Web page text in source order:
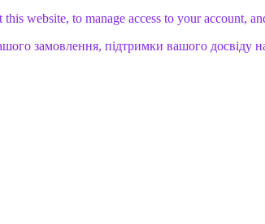
website, to manage access to your account,
замовлення, підтримки вашого досвіду